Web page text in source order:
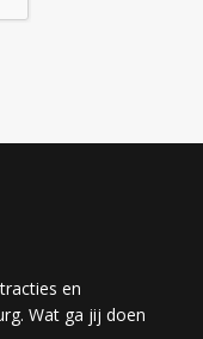
en
Wat ga jij doen